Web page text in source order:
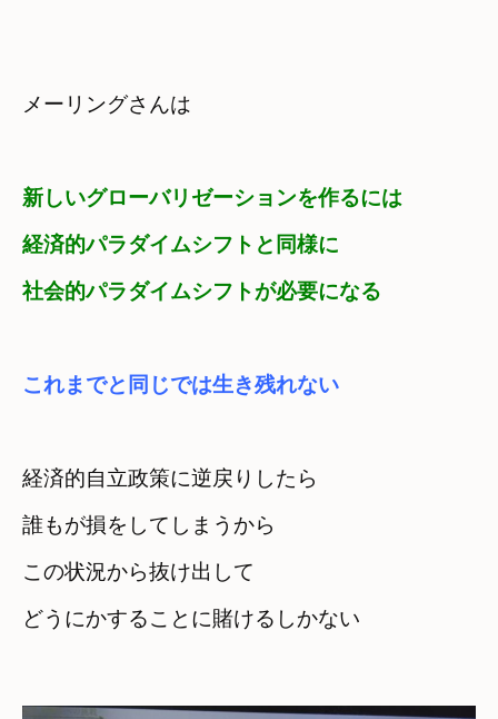
メーリングさんは
新しいグローバリゼーションを作るには
経済的パラダイムシフトと同様に
社会的パラダイムシフトが必要になる
これまでと同じでは生き残れない
経済的自立政策に逆戻りしたら
誰もが損をしてしまうから
この状況から抜け出して
どうにかすることに賭けるしかない